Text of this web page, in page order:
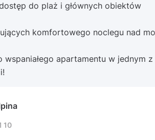
do plaż i głównych obiektów
komfortowego noclegu nad
apartamentu w jednym z
10